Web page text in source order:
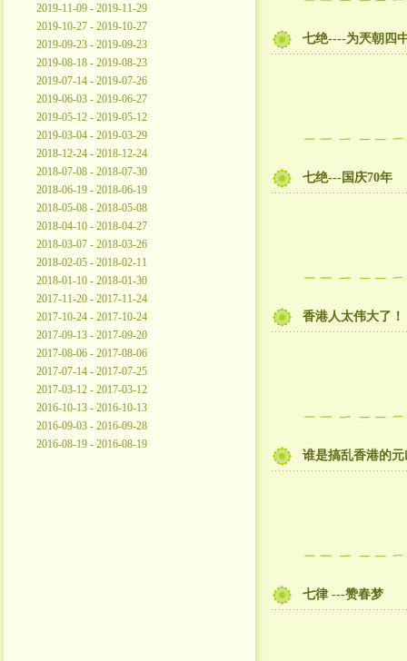
2019-11-09 - 2019-11-29
2019-10-27 - 2019-10-27
2019-09-23 - 2019-09-23
2019-08-18 - 2019-08-23
2019-07-14 - 2019-07-26
2019-06-03 - 2019-06-27
2019-05-12 - 2019-05-12
2019-03-04 - 2019-03-29
2018-12-24 - 2018-12-24
2018-07-08 - 2018-07-30
2018-06-19 - 2018-06-19
2018-05-08 - 2018-05-08
2018-04-10 - 2018-04-27
2018-03-07 - 2018-03-26
2018-02-05 - 2018-02-11
2018-01-10 - 2018-01-30
2017-11-20 - 2017-11-24
2017-10-24 - 2017-10-24
2017-09-13 - 2017-09-20
2017-08-06 - 2017-08-06
2017-07-14 - 2017-07-25
2017-03-12 - 2017-03-12
2016-10-13 - 2016-10-13
2016-09-03 - 2016-09-28
2016-08-19 - 2016-08-19
七绝----为兲朝四
七绝---国庆70年
香港人太伟大了！
谁是搞乱香港的元
七律 ---赞春梦